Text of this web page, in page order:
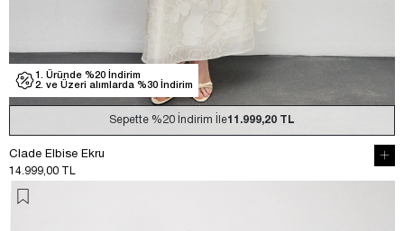
1. Üründe %20 İndirim
2. ve Üzeri alımlarda %30 İndirim
Sepette %20 İndirim İle11.999,20 TL
Clade Elbise Ekru
14.999,00 TL